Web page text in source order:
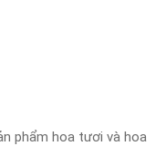
phẩm hoa tươi và hoa